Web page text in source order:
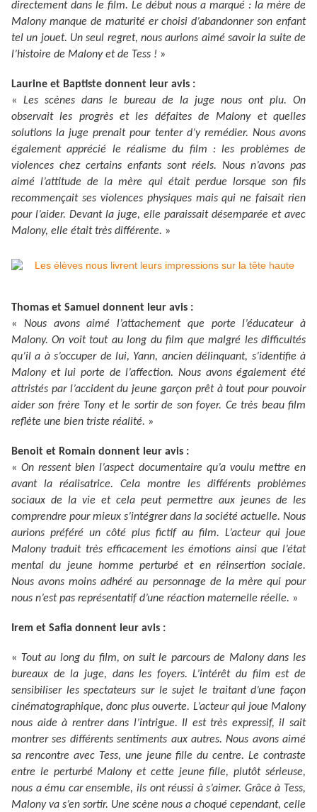
directement dans le film. Le début nous a marqué : la mère de
Malony manque de maturité er choisi d’abandonner son enfant
tel un jouet. Un seul regret, nous aurions aimé savoir la suite de
l’histoire de Malony et de Tess ! »
Laurine et Baptiste donnent leur avis :
« Les scènes dans le bureau de la juge nous ont plu. On
observait les progrès et les défaites de Malony et quelles
solutions la juge prenait pour tenter d’y remédier. Nous avons
également apprécié le réalisme du film : les problèmes de
violences chez certains enfants sont réels. Nous n’avons pas
aimé l’attitude de la mère qui était perdue lorsque son fils
recommençait ses violences physiques mais qui ne faisait rien
pour l’aider. Devant la juge, elle paraissait désemparée et avec
Malony, elle était très différente. »
Thomas et Samuel donnent leur avis :
« Nous avons aimé l’attachement que porte l’éducateur à
Malony. On voit tout au long du film que malgré les difficultés
qu’il a à s’occuper de lui, Yann, ancien délinquant, s’identifie à
Malony et lui porte de l’affection. Nous avons également été
attristés par l’accident du jeune garçon prêt à tout pour pouvoir
aider son frère Tony et le sortir de son foyer. Ce très beau film
reflète une bien triste réalité. »
Benoit et Romain donnent leur avis :
«On ressent bien l’aspect documentaire qu’a voulu mettre en
avant la réalisatrice. Cela montre les différents problèmes
sociaux de la vie et cela peut permettre aux jeunes de les
comprendre pour mieux s’intégrer dans la société actuelle. Nous
aurions préféré un côté plus fictif au film. L’acteur qui joue
Malony traduit très efficacement les émotions ainsi que l’état
mental du jeune homme perturbé et en réinsertion sociale.
Nous avons moins adhéré au personnage de la mère qui pour
nous n’est pas représentatif d’une réaction maternelle réelle. »
Irem et Safia donnent leur avis :
« Tout au long du film, on suit le parcours de Malony dans les
bureaux de la juge, dans les foyers. L’intérêt du film est de
sensibiliser les spectateurs sur le sujet le traitant d’une façon
cinématographique, donc plus ouverte. L’acteur qui joue Malony
nous aide à rentrer dans l’intrigue. Il est très expressif, il sait
montrer ses différents sentiments aux autres. Nous avons aimé
sa rencontre avec Tess, une jeune fille du centre. Le contraste
entre le perturbé Malony et cette jeune fille, plutôt sérieuse,
nous a ému car ensemble, ils ont réussi à s’aimer. Grâce à Tess,
Malony va s’en sortir. Une scène nous a choqué cependant, celle